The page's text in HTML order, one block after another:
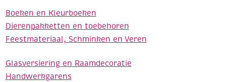
Boeken en Kleurboeken
Dierenpakketten en toebehoren
Feestmateriaal, Schminken en Veren
Glasversiering en Raamdecoratie
Handwerkgarens